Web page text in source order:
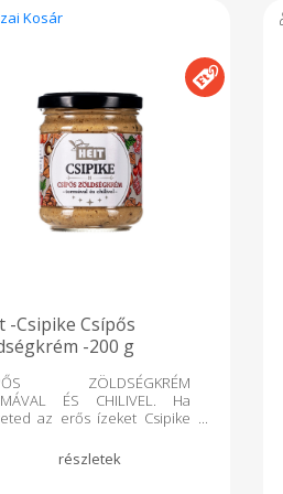
Kosár
-Csipike Csípős
-200 g
ZÖLDSÉGKRÉM
ÉS CHILIVEL. Ha
az erős ízeket Csipike
kápráztat majd el. Chili,